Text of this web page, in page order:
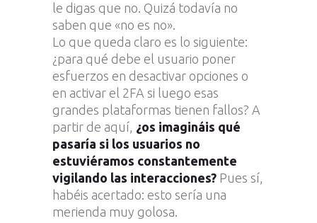
le digas que no. Quizá todavía no
saben que «no es no».
Lo que queda claro es lo siguiente:
¿para qué debe el usuario poner
esfuerzos en desactivar opciones o
en activar el 2FA si luego esas
grandes plataformas tienen fallos? A
partir de aquí, ¿os imagináis qué
pasaría si los usuarios no
estuviéramos constantemente
vigilando las interacciones? Pues sí,
habéis acertado: esto sería una
merienda muy golosa.